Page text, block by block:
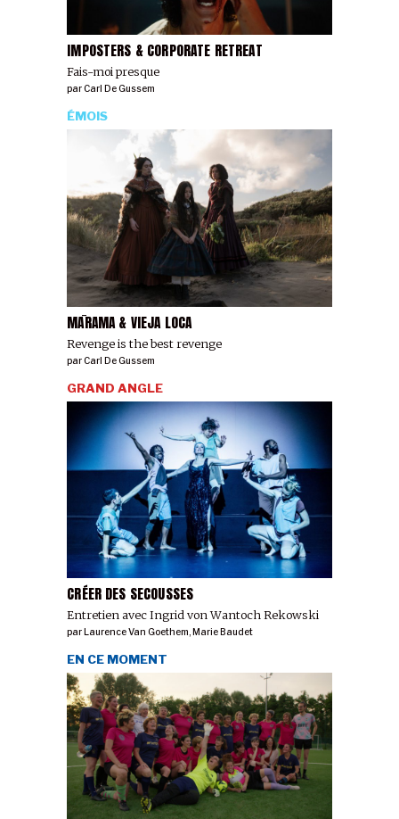
IMPOSTERS & CORPORATE RETREAT
Fais-moi presque
parCarl De Gussem
MĀRAMA & VIEJA LOCA
Revenge is the best revenge
ÉMOIS
parCarl De Gussem
CRÉER DES SECOUSSES
Entretien avec Ingrid von Wantoch Rekowski
GRAND ANGLE
parLaurence Van Goethem,Marie Baudet
EN CE MOMENT